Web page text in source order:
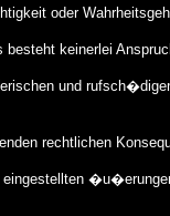
oder
keinerlei
und
rechtlichen